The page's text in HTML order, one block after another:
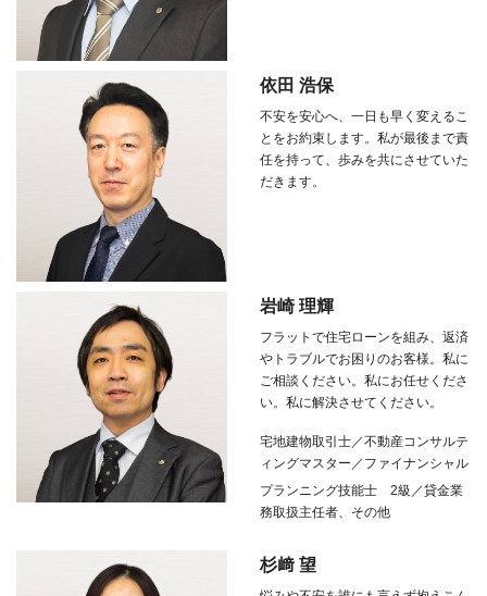
依田 浩保
不安を安心へ、一日も早く変えるこ
とをお約束します。私が最後まで責
任を持って、歩みを共にさせていた
だきます。
岩崎 理輝
フラットで住宅ローンを組み、返済
やトラブルでお困りのお客様。私に
ご相談ください。私にお任せくださ
い。私に解決させてください。
宅地建物取引士／不動産コンサルテ
ィングマスター／ファイナンシャル
プランニング技能士 2級／貸金業
務取扱主任者、その他
杉﨑 望